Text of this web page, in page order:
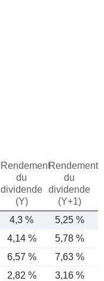
Rendement
du
dividende
(Y)
Rendement
du
dividende
(Y+1)
4,3 % 5,25 %
4,14 % 5,78 %
6,57 % 7,63 %
2,82 % 3,16 %